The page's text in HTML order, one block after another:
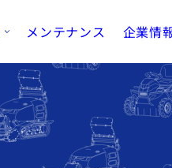
メンテナンス 企業情